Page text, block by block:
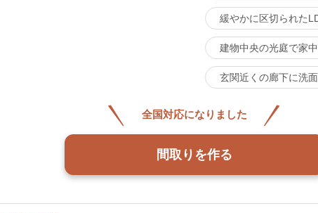
緩やかに区切られた
建物中央の光庭で家中
玄関近くの廊下に洗
全国対応になりました
間取りを作る